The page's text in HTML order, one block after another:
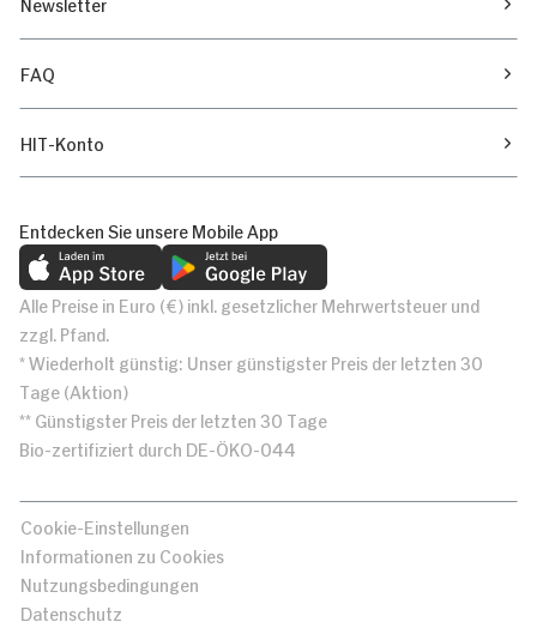
FAQ
HIT-Konto
Entdecken Sie unsere Mobile App
Alle Preise in Euro (€) inkl. gesetzlicher Mehrwertsteuer und
zzgl. Pfand.
* Wiederholt günstig: Unser günstigster Preis der letzten 30
Tage (Aktion)
** Günstigster Preis der letzten 30 Tage
Bio-zertifiziert durch DE-ÖKO-044
Cookie-Einstellungen
Informationen zu Cookies
Nutzungsbedingungen
Datenschutz